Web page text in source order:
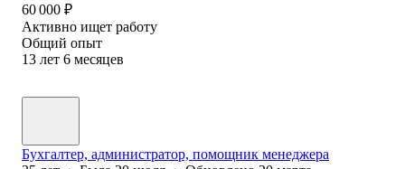
60 000 ₽
Активно ищет работу
Общий опыт
13 лет 6 месяцев
Бухгалтер, администратор, помощник менеджера